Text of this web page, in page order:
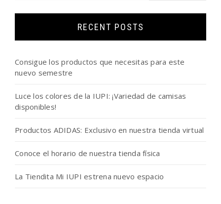
RECENT POSTS
Consigue los productos que necesitas para este
nuevo semestre
Luce los colores de la IUPI: ¡Variedad de camisas
disponibles!
Productos ADIDAS: Exclusivo en nuestra tienda virtual
Conoce el horario de nuestra tienda física
La Tiendita Mi IUPI estrena nuevo espacio